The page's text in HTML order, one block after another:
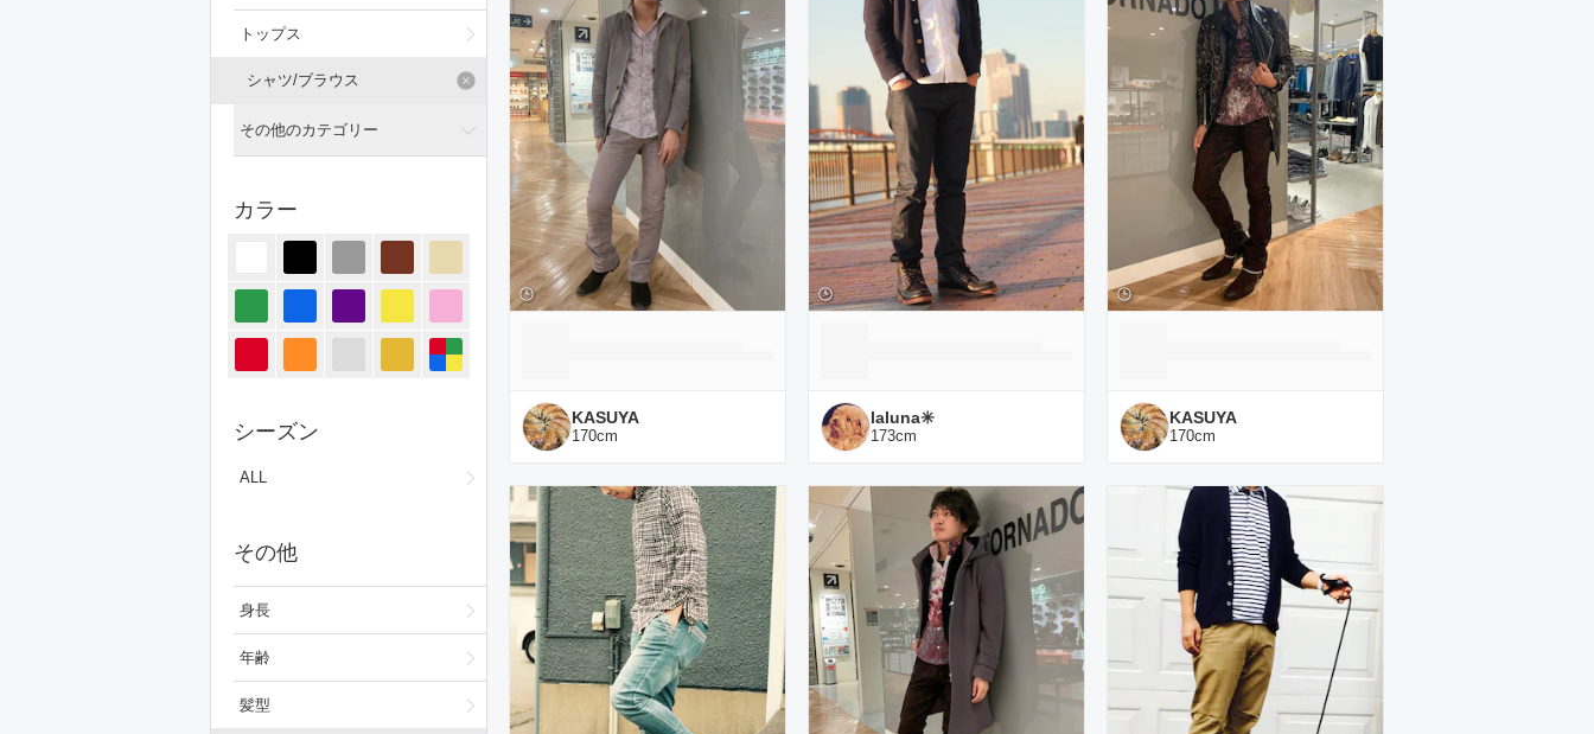
トップス
シャツ/ブラウス
その他のカテゴリー
パンツ
オールインワン・サロペット
スカート
シューズ
カラー
シーズン
ALL
その他
身長
年齢
髪型
KASUYA
170cm
laluna✳️
173cm
KASUYA
170cm